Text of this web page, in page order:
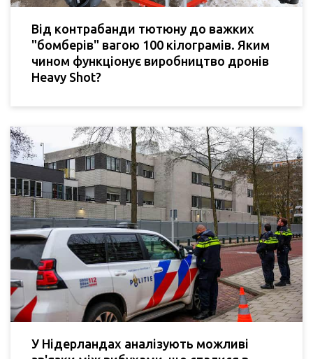
Від контрабанди тютюну до важких
"бомберів" вагою 100 кілограмів. Яким
чином функціонує виробництво дронів
Heavy Shot?
У Нідерландах аналізують можливі